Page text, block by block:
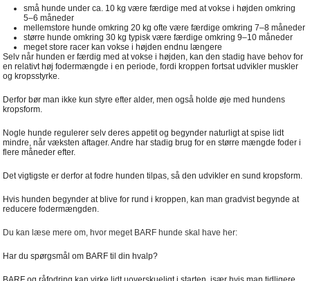
små hunde under ca. 10 kg være færdige med at vokse i højden omkring
5–6 måneder
mellemstore hunde omkring 20 kg ofte være færdige omkring 7–8 måneder
større hunde omkring 30 kg typisk være færdige omkring 9–10 måneder
meget store racer kan vokse i højden endnu længere
Selv når hunden er færdig med at vokse i højden, kan den stadig have behov for
en relativt høj fodermængde i en periode, fordi kroppen fortsat udvikler muskler
og kropsstyrke.
Derfor bør man ikke kun styre efter alder, men også holde øje med hundens
kropsform.
Nogle hunde regulerer selv deres appetit og begynder naturligt at spise lidt
mindre, når væksten aftager. Andre har stadig brug for en større mængde foder i
flere måneder efter.
Det vigtigste er derfor at fodre hunden tilpas, så den udvikler en sund kropsform.
Hvis hunden begynder at blive for rund i kroppen, kan man gradvist begynde at
reducere fodermængden.
Du kan læse mere om, hvor meget BARF hunde skal have her:
Har du spørgsmål om BARF til din hvalp?